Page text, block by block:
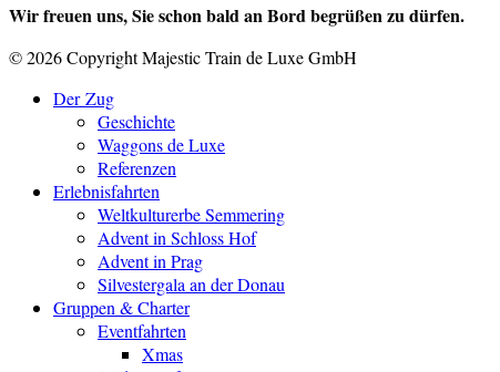
Wir freuen uns, Sie schon bald an Bord begrüßen zu dürfen.
© 2026 Copyright Majestic Train de Luxe GmbH
Der Zug
Geschichte
Waggons de Luxe
Referenzen
Erlebnisfahrten
Weltkulturerbe Semmering
Advent in Schloss Hof
Advent in Prag
Silvestergala an der Donau
Gruppen & Charter
Eventfahrten
Xmas